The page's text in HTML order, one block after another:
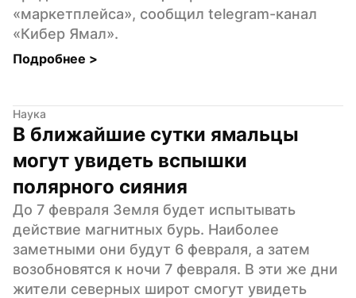
«маркетплейса», сообщил telegram-канал
«Кибер Ямал».
Подробнее >
Наука
В ближайшие сутки ямальцы
могут увидеть вспышки
полярного сияния
До 7 февраля Земля будет испытывать
действие магнитных бурь. Наиболее
заметными они будут 6 февраля, а затем
возобновятся к ночи 7 февраля. В эти же дни
жители северных широт смогут увидеть